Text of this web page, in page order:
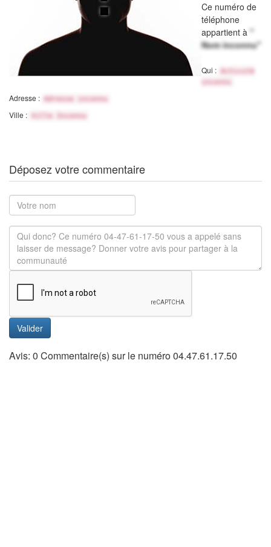
Ce numéro de
téléphone
appartient à "
Nom inconnu"
Qui :
Activité
inconnu
Adresse : Adresse inconnu
Ville : Ville Inconnu
Déposez votre commentaire
Valider
Avis: 0 Commentaire(s) sur le numéro 04.47.61.17.50